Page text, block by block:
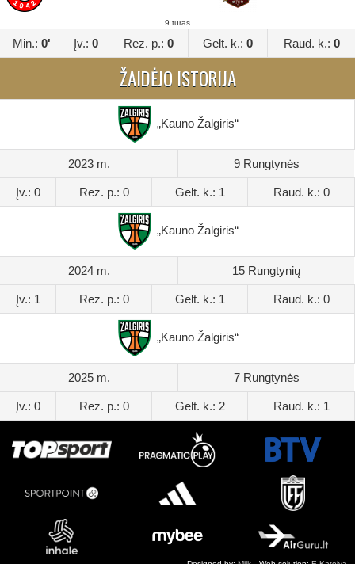
9 turas
Min.: 0' Įv.: 0 Rez. p.: 0 Gelt. k.: 0 Raud. k.: 0
ŽAIDĖJO ISTORIJA
„Kauno Žalgiris“
2023 m. 9 Rungtynės
Įv.: 0 Rez. p.: 0 Gelt. k.: 1 Raud. k.: 0
„Kauno Žalgiris“
2024 m. 15 Rungtynių
Įv.: 1 Rez. p.: 0 Gelt. k.: 1 Raud. k.: 0
„Kauno Žalgiris“
2025 m. 7 Rungtynės
Įv.: 0 Rez. p.: 0 Gelt. k.: 2 Raud. k.: 1